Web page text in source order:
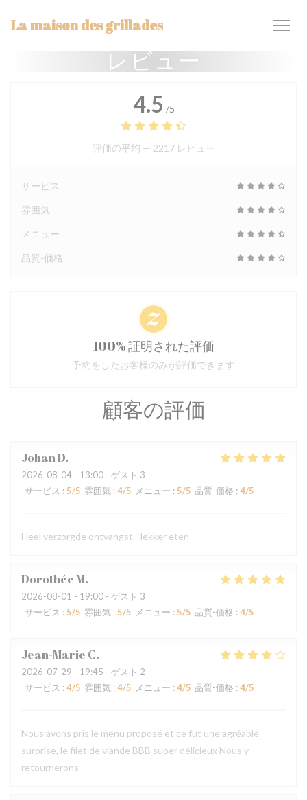
La maison des grillades
レビュー
顧客の評価
JohanD
2026-08-04 - 13:00 - ゲスト 3
サービス : 5/5 雰囲気 : 4/5 メニュー : 5/5 品質-価格 : 4/5
Heel verzorgde ontvangst - lekker eten
DorothéeM
2026-08-01 - 19:00 - ゲスト 3
サービス : 5/5 雰囲気 : 5/5 メニュー : 5/5 品質-価格 : 4/5
Jean-Marie C
2026-07-29 - 19:45 - ゲスト 2
サービス : 4/5 雰囲気 : 4/5 メニュー : 4/5 品質-価格 : 4/5
Nous avons pris le menu proposé et ce fut une agréable
surprise, le filet de viande BBB super délicieux Nous y
retournerons
4.5 /5
評価の平均 — 2217 レビュー
サービス
雰囲気
メニュー
品質-価格
100% 証明された評価
予約をしたお客様のみが評価できます